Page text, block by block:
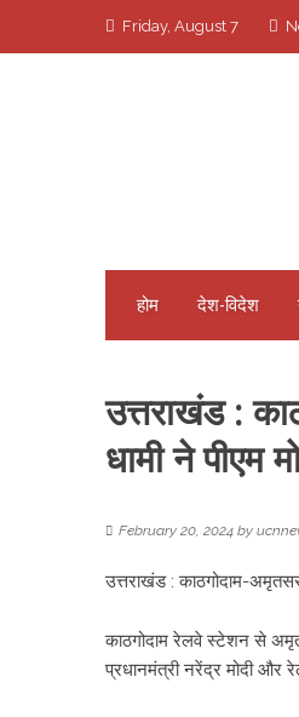
Friday, August 7
होम देश-विदेश
उत्तराखंड :
धामी ने पीएम
February 20, 2024 by
उत्तराखंड : काठगोदाम-
काठगोदाम रेलवे स्टेशन से
प्रधानमंत्री नरेंद्र मोदी और